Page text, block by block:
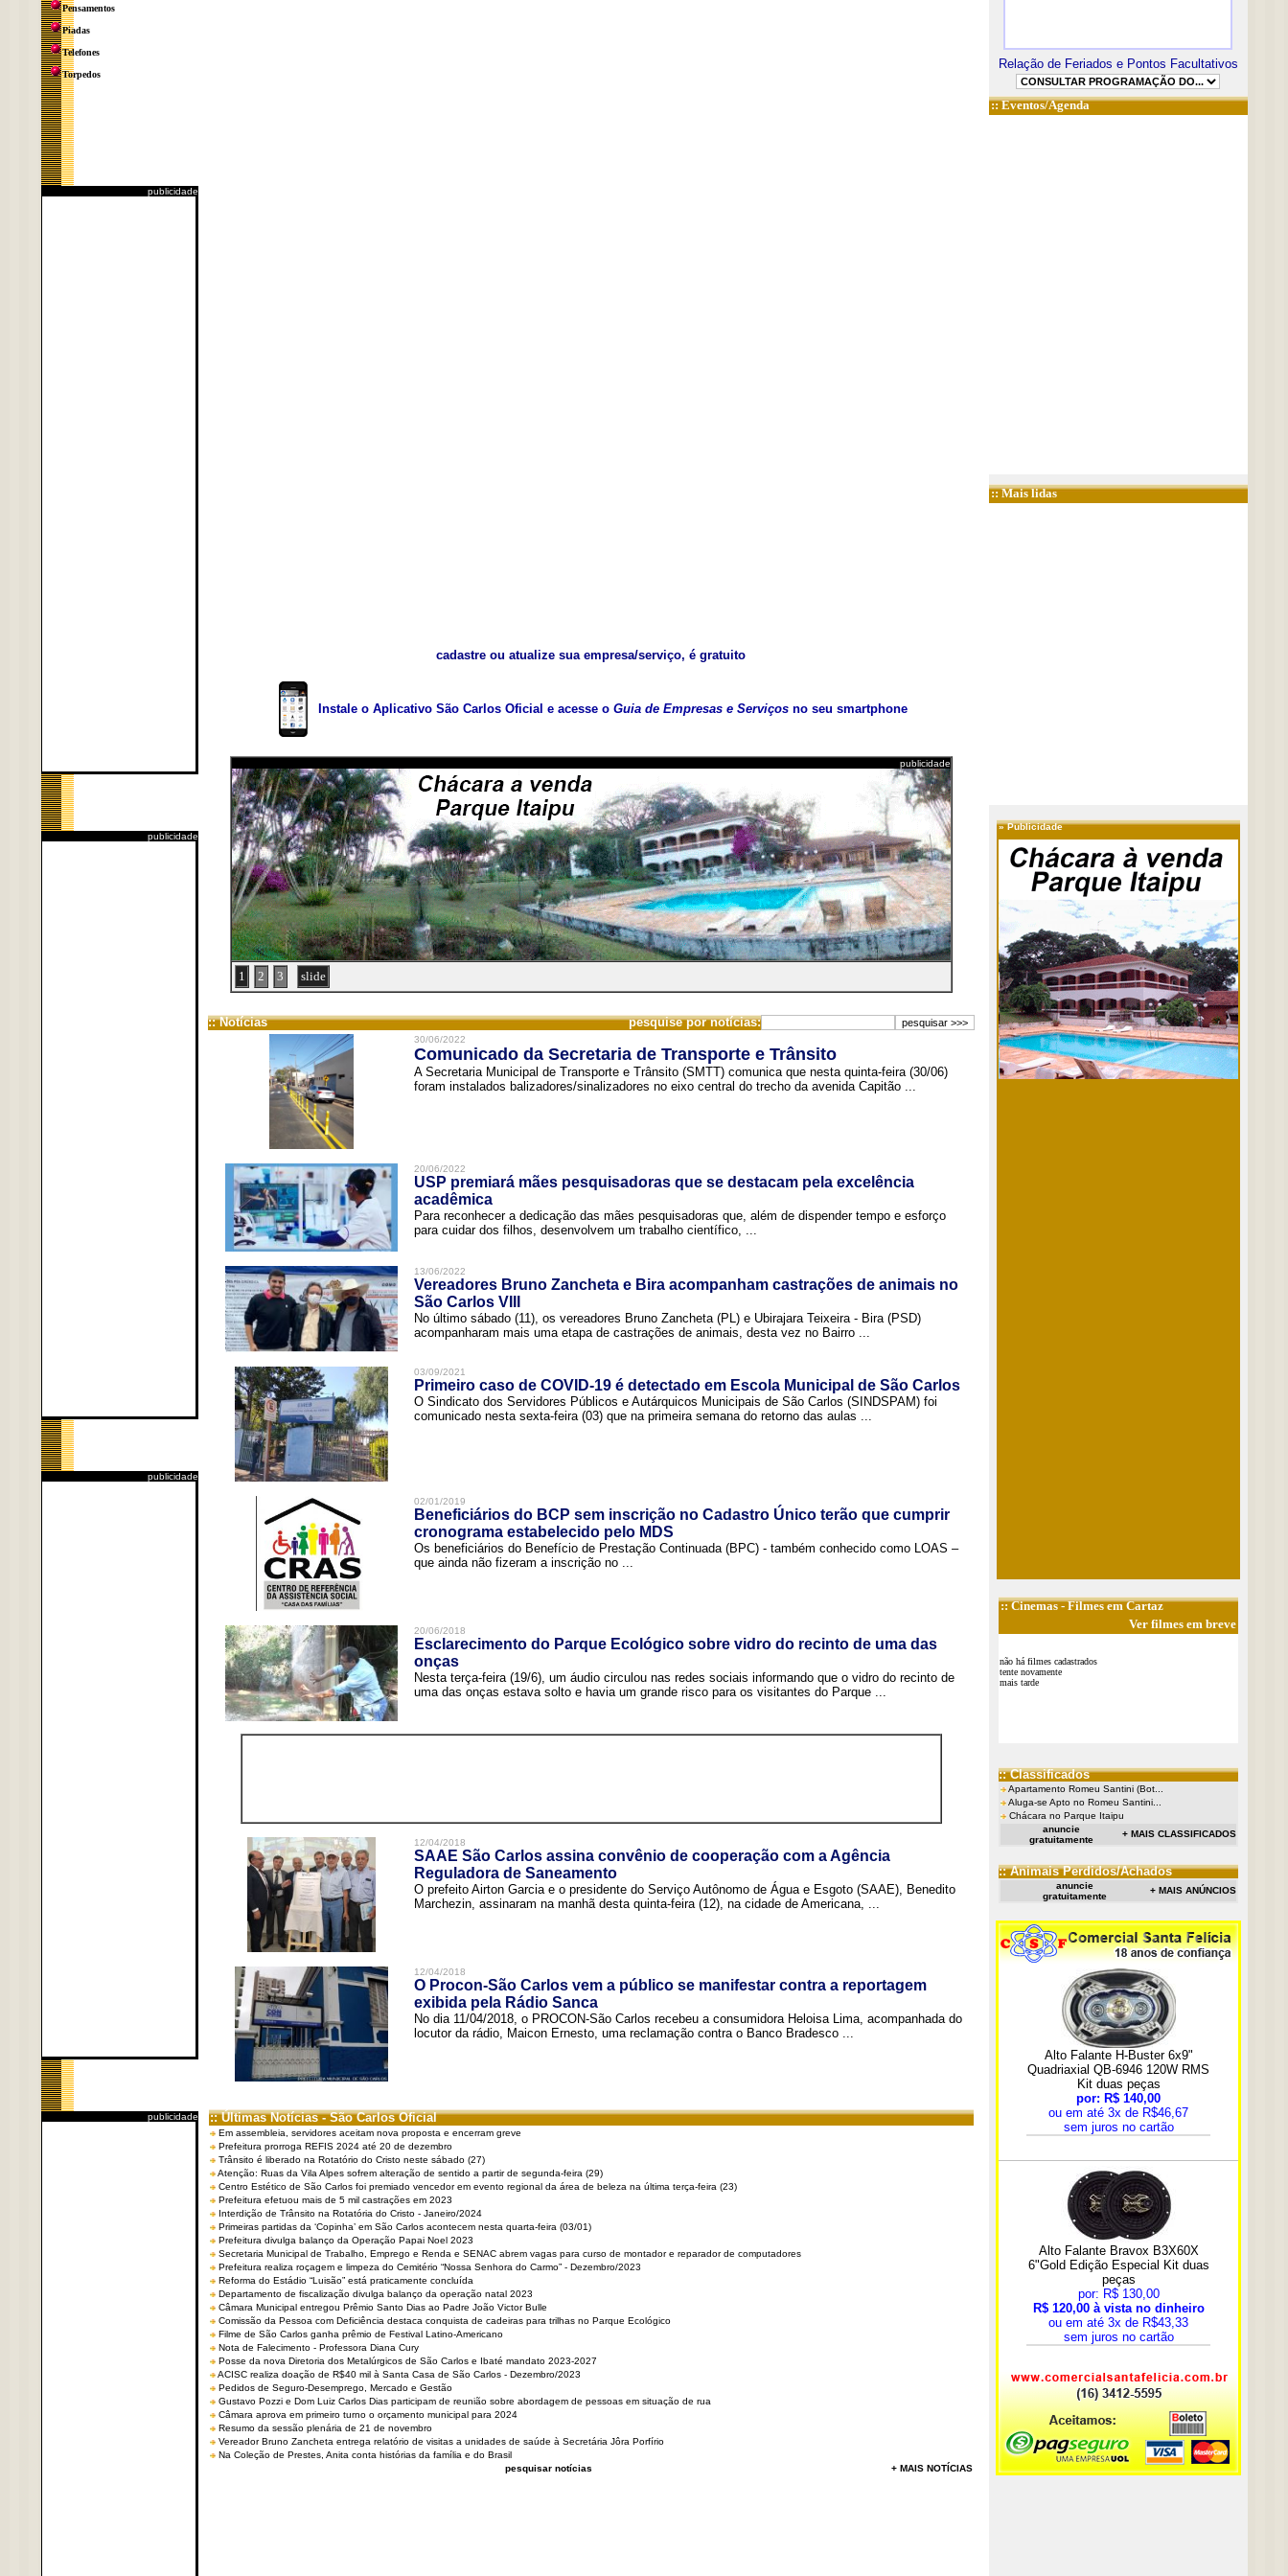
Pensamentos
Piadas
Telefones
Torpedos
publicidade
publicidade
publicidade
publicidade
cadastre ou atualize sua empresa/serviço, é gratuito
Instale o Aplicativo São Carlos Oficial e acesse o Guia de Empresas e Serviços no seu smartphone
publicidade
1 2 3 slide
:: Notícias pesquise por notícias:
30/06/2022
Comunicado da Secretaria de Transporte e Trânsito
A Secretaria Municipal de Transporte e Trânsito (SMTT) comunica que nesta quinta-feira (30/06)
foram instalados balizadores/sinalizadores no eixo central do trecho da avenida Capitão ...
20/06/2022
USP premiará mães pesquisadoras que se destacam pela excelência
acadêmica
Para reconhecer a dedicação das mães pesquisadoras que, além de dispender tempo e esforço
para cuidar dos filhos, desenvolvem um trabalho científico, ...
13/06/2022
Vereadores Bruno Zancheta e Bira acompanham castrações de animais no
São Carlos VIII
No último sábado (11), os vereadores Bruno Zancheta (PL) e Ubirajara Teixeira - Bira (PSD)
acompanharam mais uma etapa de castrações de animais, desta vez no Bairro ...
03/09/2021
Primeiro caso de COVID-19 é detectado em Escola Municipal de São Carlos
O Sindicato dos Servidores Públicos e Autárquicos Municipais de São Carlos (SINDSPAM) foi
comunicado nesta sexta-feira (03) que na primeira semana do retorno das aulas ...
02/01/2019
Beneficiários do BCP sem inscrição no Cadastro Único terão que cumprir
cronograma estabelecido pelo MDS
Os beneficiários do Benefício de Prestação Continuada (BPC) - também conhecido como LOAS –
que ainda não fizeram a inscrição no ...
20/06/2018
Esclarecimento do Parque Ecológico sobre vidro do recinto de uma das
onças
Nesta terça-feira (19/6), um áudio circulou nas redes sociais informando que o vidro do recinto de
uma das onças estava solto e havia um grande risco para os visitantes do Parque ...
12/04/2018
SAAE São Carlos assina convênio de cooperação com a Agência
Reguladora de Saneamento
O prefeito Airton Garcia e o presidente do Serviço Autônomo de Água e Esgoto (SAAE), Benedito
Marchezin, assinaram na manhã desta quinta-feira (12), na cidade de Americana, ...
12/04/2018
O Procon-São Carlos vem a público se manifestar contra a reportagem
exibida pela Rádio Sanca
No dia 11/04/2018, o PROCON-São Carlos recebeu a consumidora Heloisa Lima, acompanhada do
locutor da rádio, Maicon Ernesto, uma reclamação contra o Banco Bradesco ...
:: Últimas Notícias - São Carlos Oficial
Em assembleia, servidores aceitam nova proposta e encerram greve
Prefeitura prorroga REFIS 2024 até 20 de dezembro
Trânsito é liberado na Rotatório do Cristo neste sábado (27)
Atenção: Ruas da Vila Alpes sofrem alteração de sentido a partir de segunda-feira (29)
Centro Estético de São Carlos foi premiado vencedor em evento regional da área de beleza na última terça-feira (23)
Prefeitura efetuou mais de 5 mil castrações em 2023
Interdição de Trânsito na Rotatória do Cristo - Janeiro/2024
Primeiras partidas da ‘Copinha’ em São Carlos acontecem nesta quarta-feira (03/01)
Prefeitura divulga balanço da Operação Papai Noel 2023
Secretaria Municipal de Trabalho, Emprego e Renda e SENAC abrem vagas para curso de montador e reparador de computadores
Prefeitura realiza roçagem e limpeza do Cemitério “Nossa Senhora do Carmo” - Dezembro/2023
Reforma do Estádio “Luisão” está praticamente concluída
Departamento de fiscalização divulga balanço da operação natal 2023
Câmara Municipal entregou Prêmio Santo Dias ao Padre João Victor Bulle
Comissão da Pessoa com Deficiência destaca conquista de cadeiras para trilhas no Parque Ecológico
Filme de São Carlos ganha prêmio de Festival Latino-Americano
Nota de Falecimento - Professora Diana Cury
Posse da nova Diretoria dos Metalúrgicos de São Carlos e Ibaté mandato 2023-2027
ACISC realiza doação de R$40 mil à Santa Casa de São Carlos - Dezembro/2023
Pedidos de Seguro-Desemprego, Mercado e Gestão
Gustavo Pozzi e Dom Luiz Carlos Dias participam de reunião sobre abordagem de pessoas em situação de rua
Câmara aprova em primeiro turno o orçamento municipal para 2024
Resumo da sessão plenária de 21 de novembro
Vereador Bruno Zancheta entrega relatório de visitas a unidades de saúde à Secretária Jôra Porfírio
Na Coleção de Prestes, Anita conta histórias da família e do Brasil
pesquisar notícias
+ MAIS NOTÍCIAS
Relação de Feriados e Pontos Facultativos
::Eventos/Agenda
:: Mais lidas
»Publicidade
::Cinemas- Filmes em Cartaz
Ver filmes em breve
não há filmes cadastrados
tente novamente
mais tarde
:: Classificados
Apartamento Romeu Santini (Bot...
Aluga-se Apto no Romeu Santini...
Chácara no Parque Itaipu
anuncie
gratuitamente
+ MAIS CLASSIFICADOS
:: Animais Perdidos/Achados
anuncie
gratuitamente
+ MAIS ANÚNCIOS